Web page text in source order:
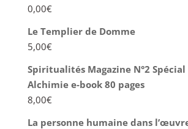
0,00€
Le Templier de Domme
5,00€
Spiritualités Magazine N°2 Spécial
Alchimie e-book 80 pages
8,00€
La personne humaine dans